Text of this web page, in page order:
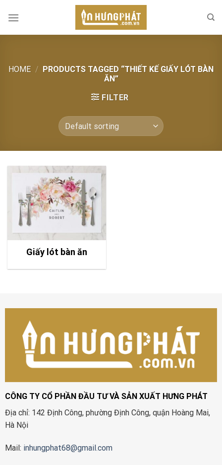
HOME / PRODUCTS TAGGED “THIẾT KẾ GIẤY LÓT BÀN
ĂN”
FILTER
Giấy lót bàn ăn
CÔNG TY CỔ PHẦN ĐẦU TƯ VÀ SẢN XUẤT HƯNG PHÁT
Địa chỉ: 142 Định Công, phường Định Công, quận Hoàng Mai,
Hà Nội
Mail: inhungphat68@gmail.com